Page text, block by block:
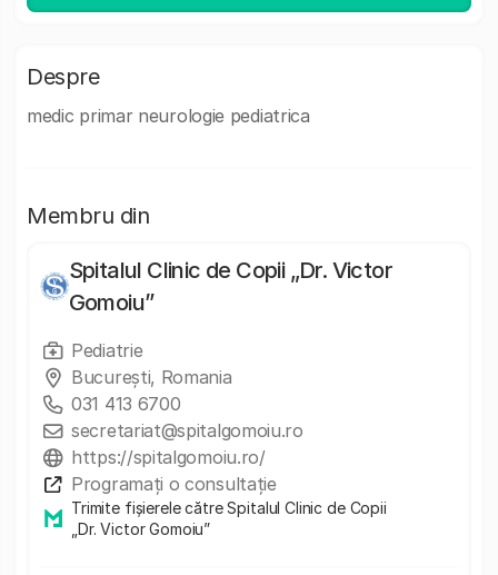
Despre
medic primar neurologie pediatrica
Membru din
Spitalul Clinic de Copii „Dr. Victor
Gomoiu”
Pediatrie
București, Romania
031 413 6700
secretariat@spitalgomoiu.ro
https://spitalgomoiu.ro/
Programați o consultație
Trimite fișierele către Spitalul Clinic de Copii
„Dr. Victor Gomoiu”